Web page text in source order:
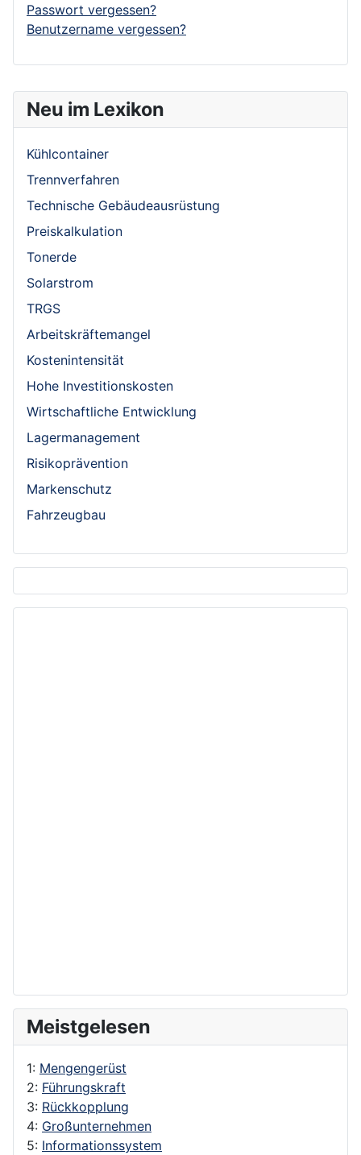
Neu im Lexikon
Kühlcontainer
Trennverfahren
Technische Gebäudeausrüstung
Preiskalkulation
Tonerde
Solarstrom
TRGS
Arbeitskräftemangel
Kostenintensität
Hohe Investitionskosten
Wirtschaftliche Entwicklung
Lagermanagement
Risikoprävention
Markenschutz
Fahrzeugbau
Meistgelesen
1: Mengengerüst
2: Führungskraft
3: Rückkopplung
4: Großunternehmen
5: Informationssystem
Passwort vergessen?
Benutzername vergessen?